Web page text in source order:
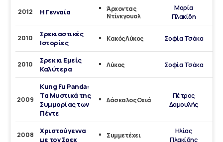
2012 Η Γενναία
Άρχοντας
Ντίνκγουολ
Μαρία
Πλακίδη
2010
Σρεκιαστικές
Ιστορίες
Κακός Λύκος Σοφία Τσάκα
2010
Σρεκ κι Εμείς
Καλύτερα
Λύκος Σοφία Τσάκα
2009
Kung Fu Panda:
Τα Μυστικά της
Συμμορίας των
Πέντε
Δάσκαλος Οχιά
Πέτρος
Δαμουλής
2008
Χριστούγεννα
με τον Σρεκ
Συμμετέχει
Ηλίας
Πλακίδης